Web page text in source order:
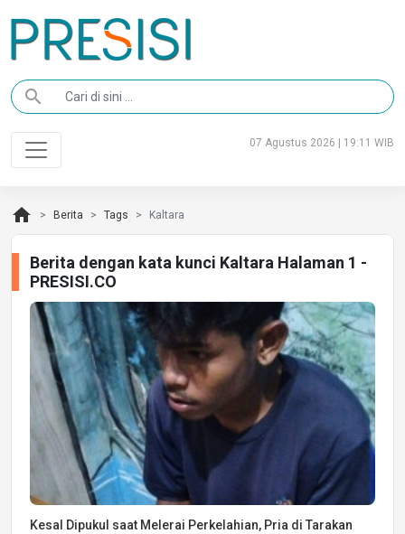
search
07 Agustus 2026 | 19:11 WIB
home Berita Tags Kaltara
Berita dengan kata kunci Kaltara Halaman 1 -
PRESISI.CO
Kesal Dipukul saat Melerai Perkelahian, Pria di Tarakan